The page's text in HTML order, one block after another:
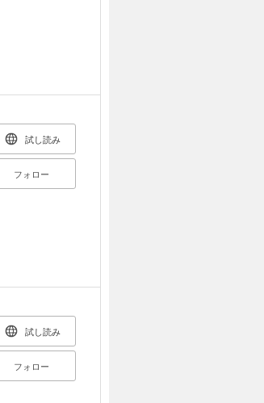
試し読み
フォロー
試し読み
フォロー